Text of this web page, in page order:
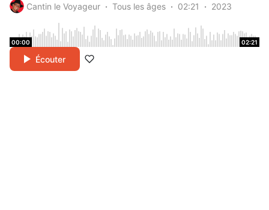
Cantin le Voyageur Tous les âges 02:21 2023
00:00 02:21
Écouter